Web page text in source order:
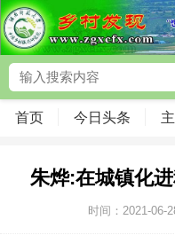
首页 今日头条
朱烨:在城镇化
时间：2021-06-